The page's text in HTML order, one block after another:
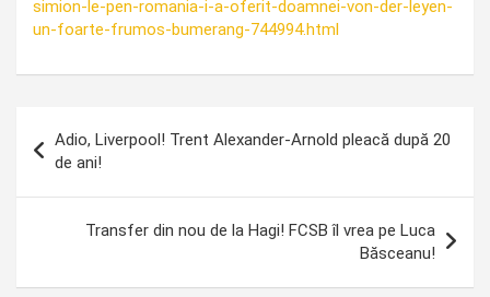
simion-le-pen-romania-i-a-oferit-doamnei-von-der-leyen-
un-foarte-frumos-bumerang-744994.html
în
articole
Adio, Liverpool! Trent Alexander-Arnold pleacă după 20
de ani!
Transfer din nou de la Hagi! FCSB îl vrea pe Luca
Băsceanu!